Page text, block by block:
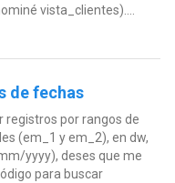
vista_clientes)....
de fechas
registros por rangos de
(em_1 y em_2), en dw,
yyyy), deses que me
para buscar